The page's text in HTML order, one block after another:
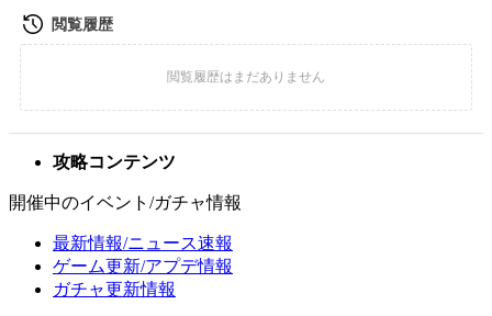
攻略コンテンツ
開催中のイベント/ガチャ情報
最新情報/ニュース速報
ゲーム更新/アプデ情報
ガチャ更新情報